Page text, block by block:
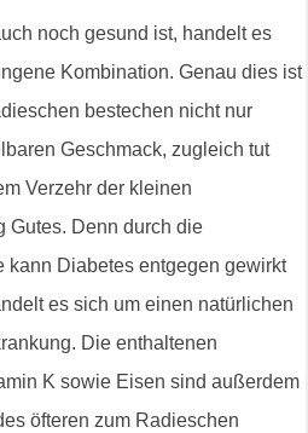
noch gesund ist, handelt es
Kombination. Genau dies ist
bestechen nicht nur
Geschmack, zugleich tut
Verzehr der kleinen
Gutes. Denn durch die
kann Diabetes entgegen gewirkt
es sich um einen natürlichen
Die enthaltenen
K sowie Eisen sind außerdem
öfteren zum Radieschen